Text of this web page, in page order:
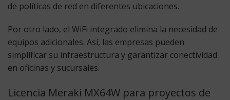
de políticas de red en diferentes ubicaciones.
Por otro lado, el WiFi integrado elimina la necesidad de
equipos adicionales. Así, las empresas pueden
simplificar su infraestructura y garantizar conectividad
en oficinas y sucursales.
Licencia Meraki MX64W para proyectos de